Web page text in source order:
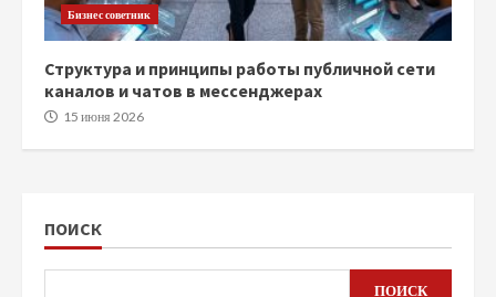
Бизнес советник
Структура и принципы работы публичной сети
каналов и чатов в мессенджерах
15 июня 2026
ПОИСК
ПОИСК